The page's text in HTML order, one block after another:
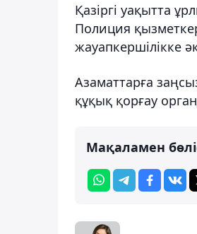
Қазіргі уақытта
Полиция
жауапкершілікке
Азаматтарға
құқық қорғау
Мақаламен